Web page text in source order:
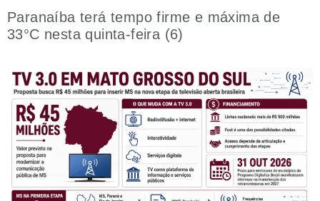
Paranaíba terá tempo firme e máxima de
33°C nesta quinta-feira (6)